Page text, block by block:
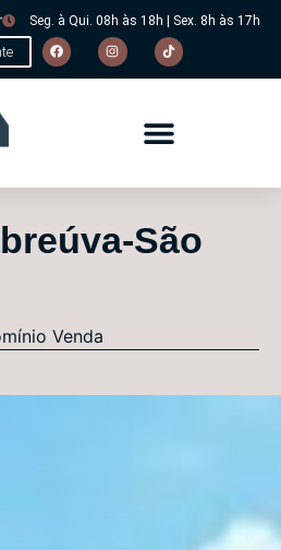
Seg. à Qui. 08h às 18h | Sex. 8h às 17h
São
Venda